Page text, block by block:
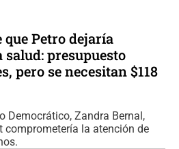
Petro dejaría
salud: presupuesto
pero se necesitan $118
Democrático, Zandra Bernal,
comprometería la atención de